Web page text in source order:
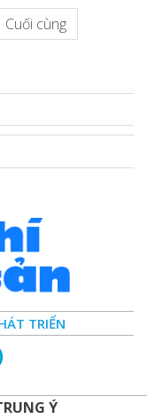
Cuối cùng
TRIỂN
Ý